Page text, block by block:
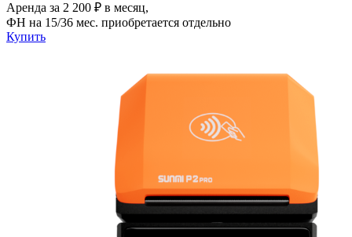
Аренда за 2 200 ₽ в месяц,
ФН на 15/36 мес. приобретается отдельно
Купить